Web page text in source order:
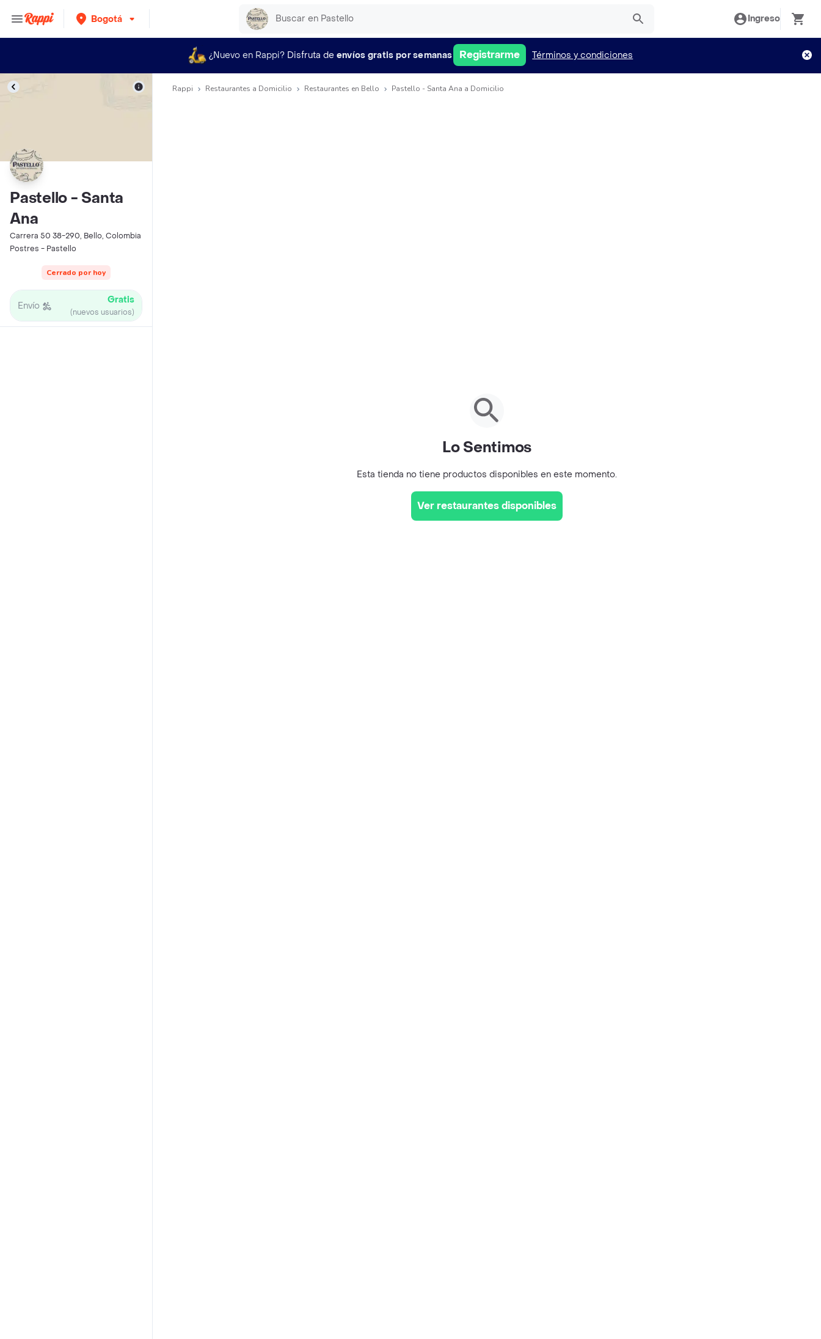
Bogotá Ingreso
¿Nuevo en Rappi? Disfruta de envíos gratis por semanas Registrarme Términos y condiciones
Pastello - Santa
Ana
Carrera 50 38-290, Bello, Colombia
Postres - Pastello
Cerrado por hoy
Envío Gratis
(nuevos usuarios)
Rappi Restaurantes a Domicilio Restaurantes en Bello Pastello - Santa Ana a Domicilio
Lo Sentimos
Esta tienda no tiene productos disponibles en este momento.
Ver restaurantes disponibles